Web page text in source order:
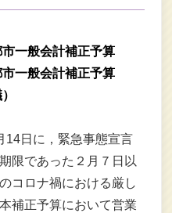
一般会計補正予算
一般会計補正予算
14日に，緊急事態宣言
限であった２月７日以
コロナ禍における厳し
補正予算において営業